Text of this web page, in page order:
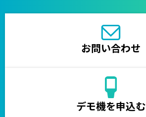
お問い合わせ
デモ機を申込む